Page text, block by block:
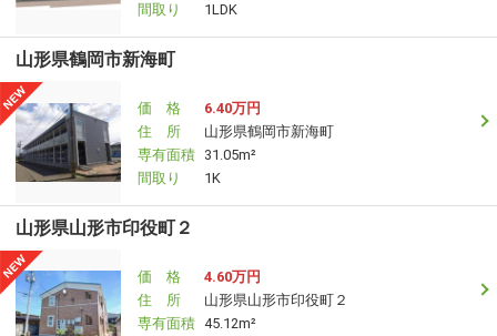
間取り
1LDK
山形県鶴岡市新海町
価 格
6.40万円
住 所
山形県鶴岡市新海町
専有面積 31.05m²
間取り
1K
山形県山形市印役町２
価 格
4.60万円
住 所
山形県山形市印役町２
専有面積 45.12m²